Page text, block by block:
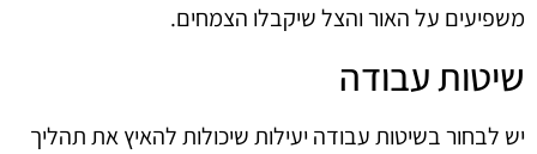
משפיעים על האור והצל שיקבלו הצמחים.
שיטות עבודה
יש לבחור בשיטות עבודה יעילות שיכולות להאיץ את תהליך